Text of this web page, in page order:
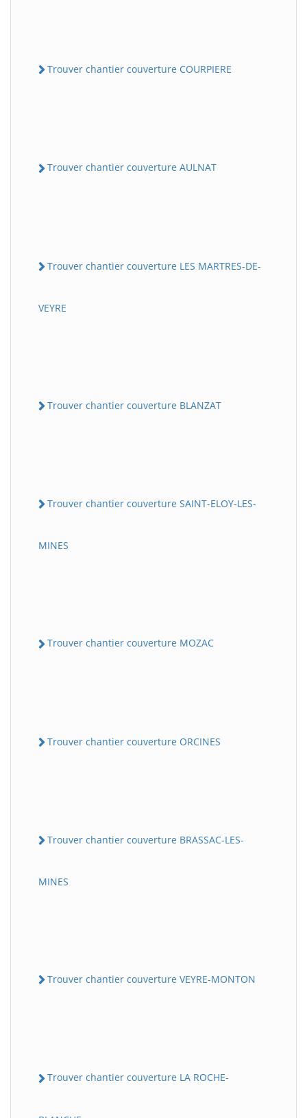
Trouver chantier couverture COURPIERE
Trouver chantier couverture AULNAT
Trouver chantier couverture LES MARTRES-DE-
VEYRE
Trouver chantier couverture BLANZAT
Trouver chantier couverture SAINT-ELOY-LES-
MINES
Trouver chantier couverture MOZAC
Trouver chantier couverture ORCINES
Trouver chantier couverture BRASSAC-LES-
MINES
Trouver chantier couverture VEYRE-MONTON
Trouver chantier couverture LA ROCHE-